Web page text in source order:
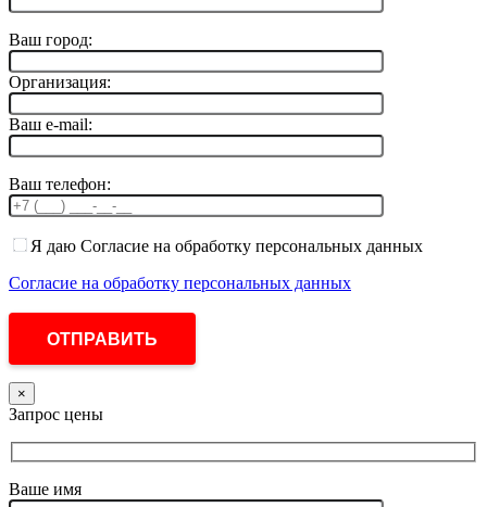
Ваш город:
Организация:
Ваш e-mail:
Ваш телефон:
Я даю Согласие на обработку персональных данных
Согласие на обработку персональных данных
×
Запрос цены
Ваше имя